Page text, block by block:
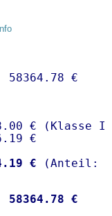
€ (Klasse I)
€
€
58364.78 €